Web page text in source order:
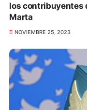
los contribuyentes
Marta
NOVIEMBRE 25, 2023